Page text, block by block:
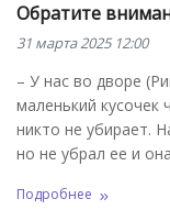
Обратите
31 марта 2025 12:00
– У нас во дворе
маленький
никто не убирает.
но не убрал ее и
Подробнее